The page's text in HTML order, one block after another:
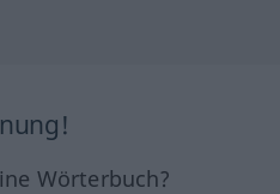
Wörterbuch?